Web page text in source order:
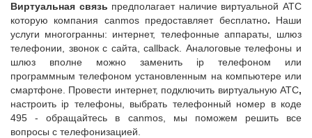
Виртуальная связь предполагает наличие виртуальной АТС
которую компания canmos предоставляет бесплатно. Наши
услуги многогранны: интернет, телефонные аппараты, шлюз
телефонии, звонок с сайта, callback. Аналоговые телефоны и
шлюз вполне можно заменить ip телефоном или
программным телефоном установленным на компьютере или
смартфоне. Провести интернет, подключить виртуальную АТС,
настроить ip телефоны, выбрать телефонный номер в коде
495 - обращайтесь в canmos, мы поможем решить все
вопросы с телефонизацией.